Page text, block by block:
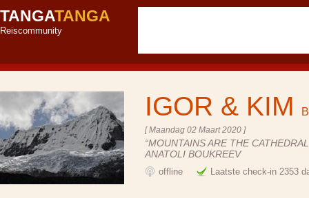
TANGATANGA
Reiscommunity
IGOR & KIM
[ Maandag 02 Maart 2020 ]
“MOUNTAINS ARE THE
ANATOLI BOUKREEV
offline Laatste check-in 2353